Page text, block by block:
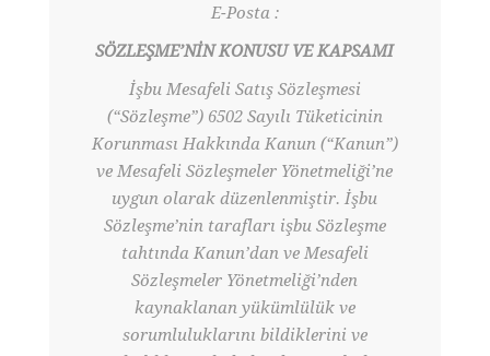
E-Posta :
SÖZLEŞME’NİN KONUSU VE KAPSAMI
İşbu Mesafeli Satış Sözleşmesi
(“Sözleşme”) 6502 Sayılı Tüketicinin
Korunması Hakkında Kanun (“Kanun”)
ve Mesafeli Sözleşmeler Yönetmeliği’ne
uygun olarak düzenlenmiştir. İşbu
Sözleşme’nin tarafları işbu Sözleşme
tahtında Kanun’dan ve Mesafeli
Sözleşmeler Yönetmeliği’nden
kaynaklanan yükümlülük ve
sorumluluklarını bildiklerini ve